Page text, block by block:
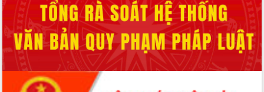
Đắk Lắk sơ kết 4 năm triển khai thực
hiện Đề án 06 của Chính phủ
Họp báo thông tin về Hội nghị Công bố
Quy hoạch và Xúc tiến đầu tư tỉnh Đắk
Lắk
Khơi thông điểm nghẽn, đẩy nhanh
giải ngân vốn khắc phục thiên tai